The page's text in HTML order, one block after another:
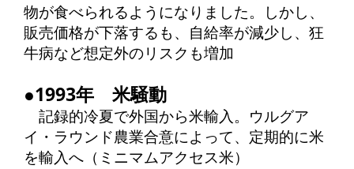
物が食べられるようになりました。しかし、
販売価格が下落するも、自給率が減少し、狂
牛病など想定外のリスクも増加
●1993年 米騒動
記録的冷夏で外国から米輸入。ウルグア
イ・ラウンド農業合意によって、定期的に米
を輸入へ（ミニマムアクセス米）